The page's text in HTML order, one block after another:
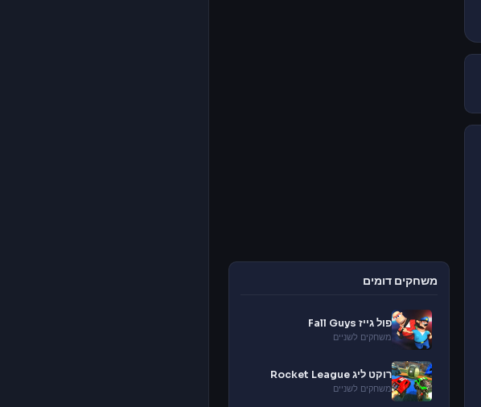
משחקים דומים
פול גייז Fall Guys
משחקים לשניים
רוקט ליג Rocket League
משחקים לשניים